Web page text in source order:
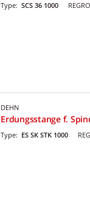
Type: SCS 36 1000
DEHN
Erdungsstange f.
Type: ES SK STK 1000